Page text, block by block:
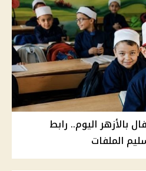
بالأزهر اليوم.. رابط
الملفات